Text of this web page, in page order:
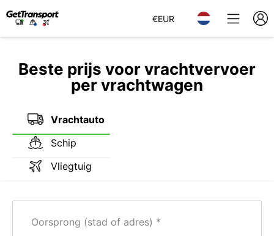
€EUR
Beste prijs voor vrachtvervoer
per vrachtwagen
Vrachtauto
Schip
Vliegtuig
Oorsprong (stad of adres)